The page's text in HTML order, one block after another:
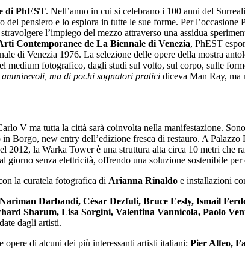
di PhEST. Nell’anno in cui si celebrano i 100 anni del
del pensiero e lo esplora in tutte le sue forme. Per l’occasione
l’impiego del mezzo attraverso una assidua
Contemporanee de La Biennale di Venezia, PhEST
di Venezia 1976. La selezione delle opere della mostra
medium fotografico, dagli studi sul volto, sul corpo, sulle
ma di pochi sognatori pratici diceva Man Ray, ma
V ma tutta la città sarà coinvolta nella manifestazione.
Borgo, new entry dell’edizione fresca di restauro. A Palazzo
2012, la Warka Tower è una struttura alta circa 10 metri che
senza elettricità, offrendo una soluzione sostenibile
la curatela fotografica di Arianna Rinaldo e installazioni
Nariman Darbandi, César Dezfuli, Bruce Eesly, Ismail
Sharum, Lisa Sorgini, Valentina Vannicola, Paolo
dagli artisti.
opere di alcuni dei più interessanti artisti italiani: Pier Alfeo,